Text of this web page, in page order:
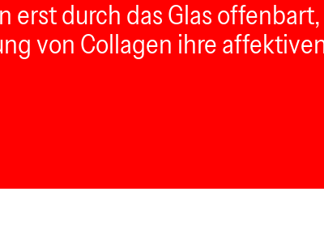
durch das Glas
von Collagen ihre